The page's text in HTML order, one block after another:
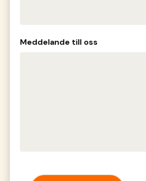
Meddelande till oss